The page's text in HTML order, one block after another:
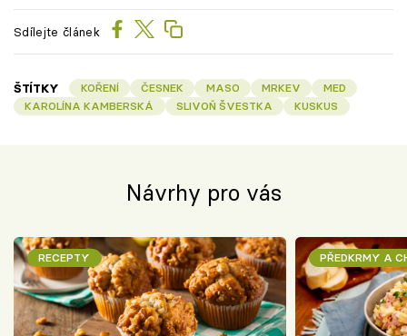
Sdílejte článek
ŠTÍTKY KOŘENÍ ČESNEK MASO MRKEV
MED
KAROLÍNA KAMBERSKÁ
SLIVOŇ ŠVESTKA KUSKUS
Návrhy pro vás
RECEPTY PŘEDKRMY A